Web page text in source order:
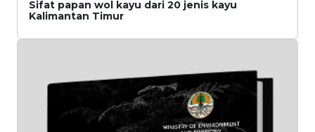
Sifat papan wol kayu dari 20 jenis kayu
Kalimantan Timur